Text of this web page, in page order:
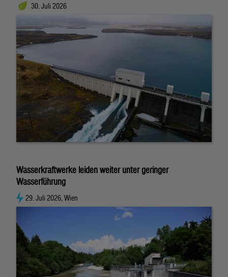
30. Juli 2026
Wasserkraftwerke leiden weiter unter geringer
Wasserführung
29. Juli 2026, Wien